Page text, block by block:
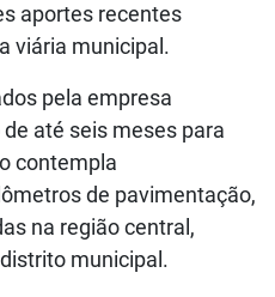
aportes recentes
viária municipal.
pela empresa
até seis meses para
contempla
de pavimentação,
na região central,
municipal.